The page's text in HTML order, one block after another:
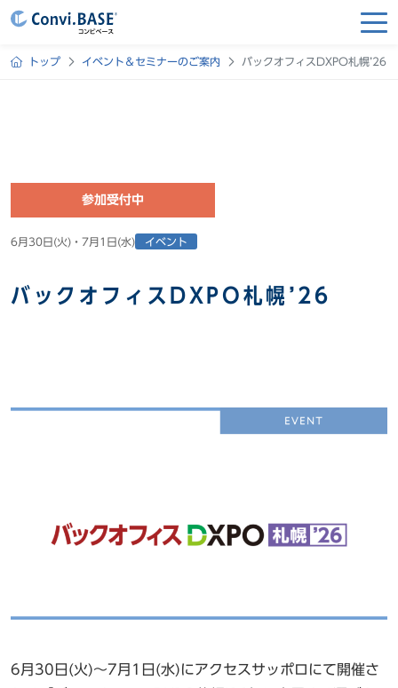
トップ イベント＆セミナーのご案内 バックオフィスDXPO札幌’26
参加受付中
6月30日(火)・7月1日(水) イベント
バックオフィスDXPO札幌’26
6月30日(火)～7月1日(水)にアクセスサッポロにて開催さ